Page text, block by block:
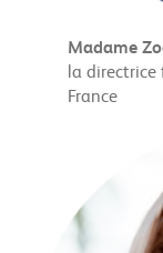
Madame
la directrice
France